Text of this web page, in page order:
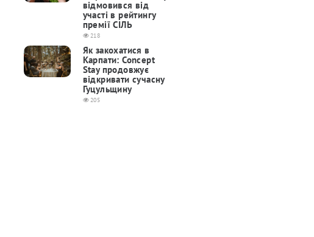
відмовився від
участі в рейтингу
премії СІЛЬ
218
Як закохатися в
Карпати: Concept
Stay продовжує
відкривати сучасну
Гуцульщину
205